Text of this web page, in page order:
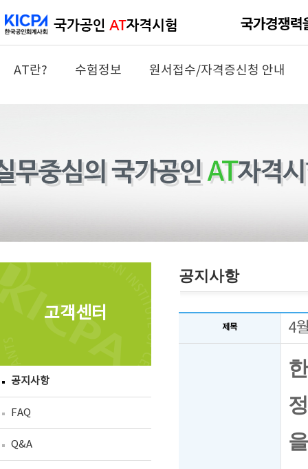
AT란? 수험정보 원서접수/자격증신청 안내
고객센터
공지사항
FAQ
Q&A
공지사항
제목 4